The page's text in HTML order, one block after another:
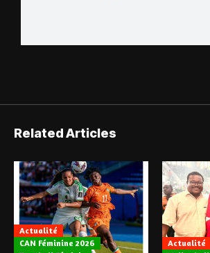
Related Articles
Actualité
CAN Féminine 2026
Actualité